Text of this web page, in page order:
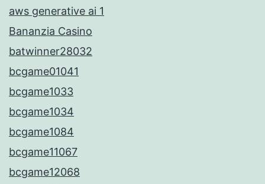
aws generative ai 1
Bananzia Casino
batwinner28032
bcgame01041
bcgame1033
bcgame1034
bcgame1084
bcgame11067
bcgame12068